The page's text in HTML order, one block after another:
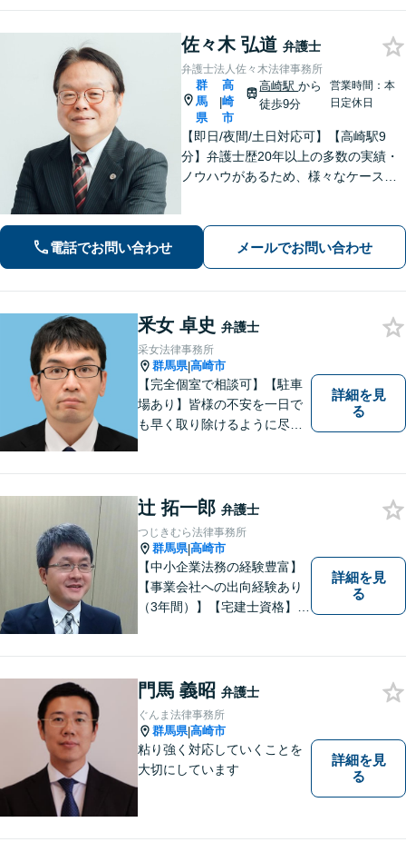
対応可】
佐々木 弘道 弁護士
弁護士法人佐々木法律事務所
群
馬
県
|
高
崎
市
高崎駅から
徒歩9分
営業時間：本
日定休日
【即日/夜間/土日対応可】【高崎駅9
分】弁護士歴20年以上の多数の実績・
ノウハウがあるため、様々なケースで
験・ノウハウを活かして共同して取り
組んでいきます。
電話でお問い合わせ メールでお問い合わせ
釆女 卓史 弁護士
采女法律事務所
群馬県|高崎市
【完全個室で相談可】【駐車
場あり】皆様の不安を一日で
も早く取り除けるように尽力
す。 ※お電話やメールでの無
料法律相談は行っておりませ
ん。
詳細を見
る
辻 拓一郎 弁護士
つじきむら法律事務所
群馬県|高崎市
【中小企業法務の経験豊富】
【事業会社への出向経験あり
（3年間）】【宅建士資格】信
詳細を見
る
門馬 義昭 弁護士
ぐんま法律事務所
群馬県|高崎市
粘り強く対応していくことを
大切にしています
詳細を見
る